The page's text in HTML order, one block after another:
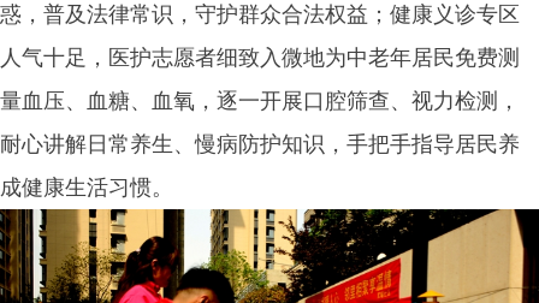
惑，普及法律常识，守护群众合法权益；健康义诊专区
人气十足，医护志愿者细致入微地为中老年居民免费测
量血压、血糖、血氧，逐一开展口腔筛查、视力检测，
耐心讲解日常养生、慢病防护知识，手把手指导居民养
成健康生活习惯。